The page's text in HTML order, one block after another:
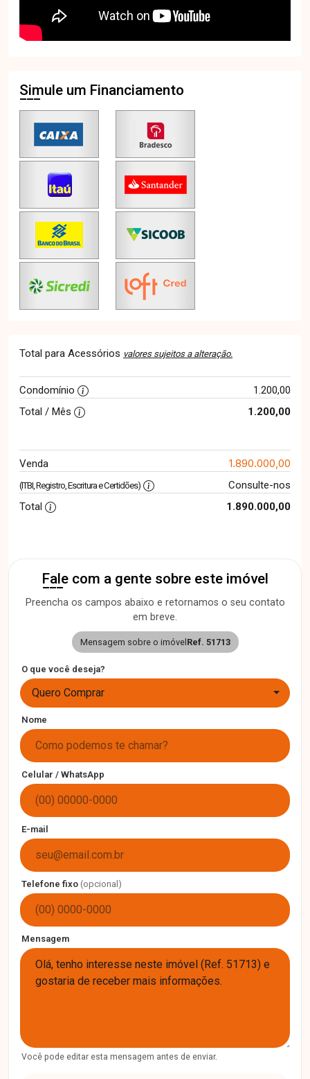
Simule um Financiamento
Total para Acessórios valores sujeitos a alteração.
Condomínio
1.200,00
Total / Mês
1.200,00
Venda 1.890.000,00
(ITBI, Registro, Escritura e Certidões)
Consulte-nos
Total
1.890.000,00
Fale com a gente sobre este imóvel
Preencha os campos abaixo e retornamos o seu contato
em breve.
Mensagem sobre o imóvel Ref. 51713
O que você deseja?
Quero Comprar
Nome
Celular / WhatsApp
E-mail
Telefone fixo (opcional)
Mensagem
Você pode editar esta mensagem antes de enviar.